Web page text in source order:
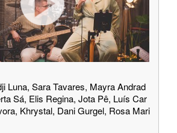
Luna, Sara Tavares, Mayra Andrad
Sá, Elis Regina, Jota Pê, Luís Car
Khrystal, Dani Gurgel, Rosa Mari